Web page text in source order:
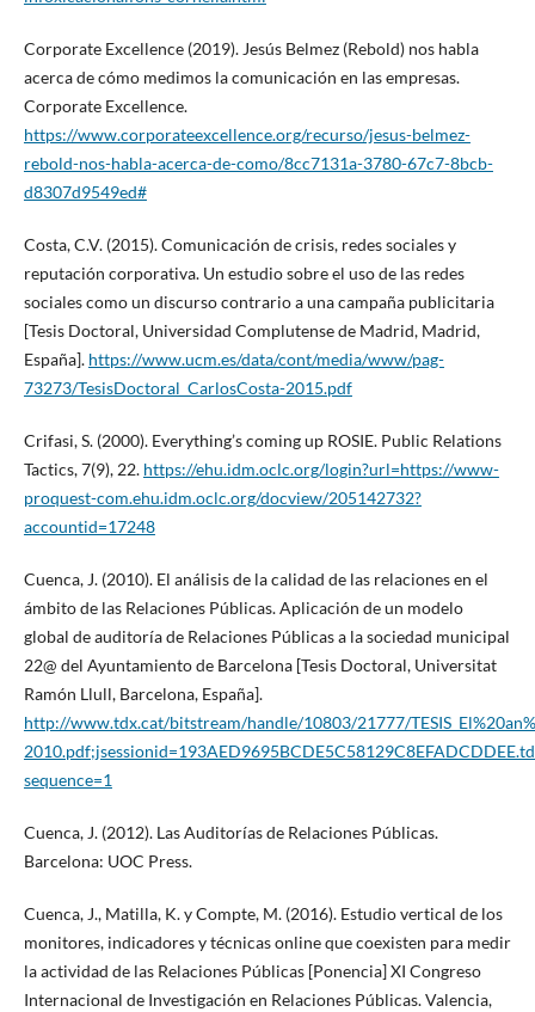
Corporate Excellence (2019). Jesús Belmez (Rebold) nos habla
acerca de cómo medimos la comunicación en las empresas.
Corporate Excellence.
https://www.corporateexcellence.org/recurso/jesus-belmez-
rebold-nos-habla-acerca-de-como/8cc7131a-3780-67c7-8bcb-
d8307d9549ed#
Costa, C.V. (2015). Comunicación de crisis, redes sociales y
reputación corporativa. Un estudio sobre el uso de las redes
sociales como un discurso contrario a una campaña publicitaria
[Tesis Doctoral, Universidad Complutense de Madrid, Madrid,
España]. https://www.ucm.es/data/cont/media/www/pag-
73273/TesisDoctoral_CarlosCosta-2015.pdf
Crifasi, S. (2000). Everything’s coming up ROSIE. Public Relations
Tactics, 7(9), 22. https://ehu.idm.oclc.org/login?url=https://www-
proquest-com.ehu.idm.oclc.org/docview/205142732?
accountid=17248
Cuenca, J. (2010). El análisis de la calidad de las relaciones en el
ámbito de las Relaciones Públicas. Aplicación de un modelo
global de auditoría de Relaciones Públicas a la sociedad municipal
22@ del Ayuntamiento de Barcelona [Tesis Doctoral, Universitat
Ramón Llull, Barcelona, España].
http://www.tdx.cat/bitstream/handle/10803/21777/
sequence=1
Cuenca, J. (2012). Las Auditorías de Relaciones Públicas.
Barcelona: UOC Press.
Cuenca, J., Matilla, K. y Compte, M. (2016). Estudio vertical de los
monitores, indicadores y técnicas online que coexisten para medir
la actividad de las Relaciones Públicas [Ponencia] XI Congreso
Internacional de Investigación en Relaciones Públicas. Valencia,